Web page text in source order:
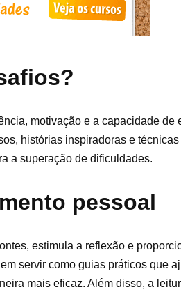
motivação e a capacidade de
histórias inspiradoras e
a superação de dificuldades.
pessoal
estimula a reflexão e
servir como guias práticos que
mais eficaz. Além disso, a